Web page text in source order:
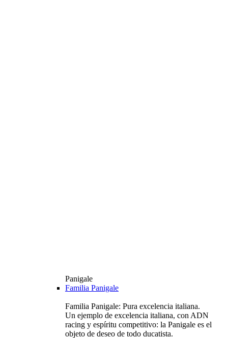
Panigale
Familia Panigale
Familia Panigale: Pura excelencia italiana.
Un ejemplo de excelencia italiana, con ADN
racing y espíritu competitivo: la Panigale es el
objeto de deseo de todo ducatista.